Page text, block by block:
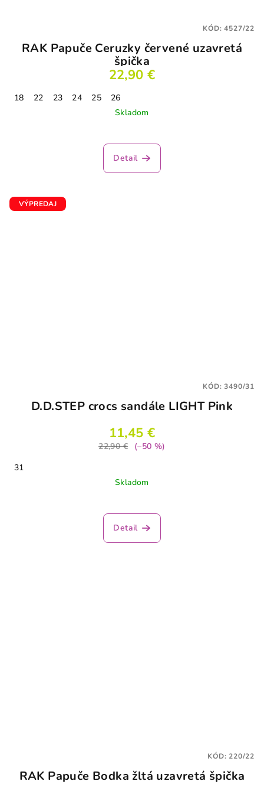
RAK Papuče Ceruzky červené uzavretá
špička
22,90 €
18 22 23 24 25
26
Skladom
Detail
KÓD:4527/22
VÝPREDAJ
D.D.STEP crocs sandále LIGHT Pink
11,45 €
22,90 €
(–50 %)
31
Skladom
hodnotenie
produktu
Detail
KÓD:3490/31
RAK Papuče Bodka žltá uzavretá špička
KÓD:220/22